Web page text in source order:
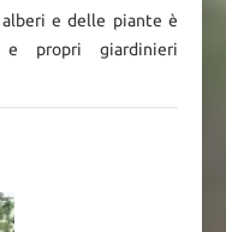
e delle piante è
propri giardinieri